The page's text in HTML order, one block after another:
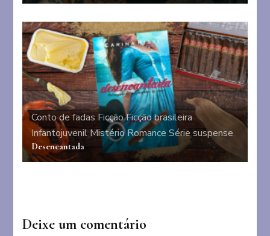
Conto de fadas FicçãoFicção brasileira
InfantojuvenilMistérioRomance Sériesuspense
Desencantada
Deixe um comentário